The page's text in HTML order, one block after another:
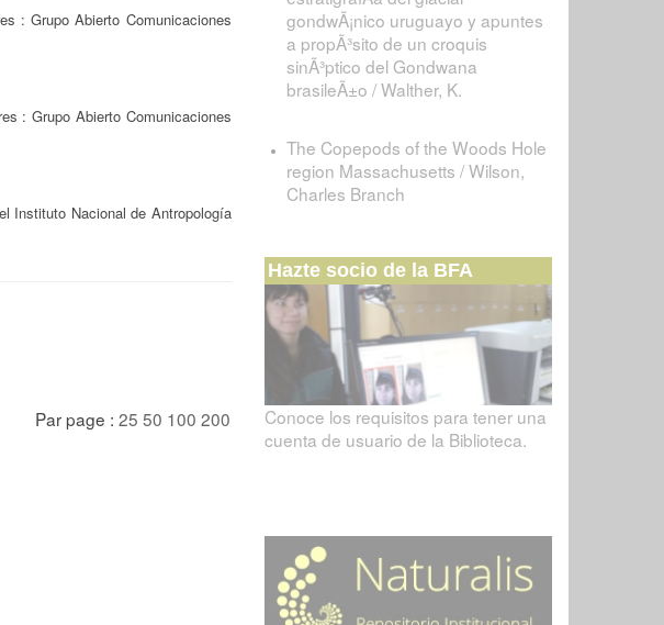
: Grupo Abierto Comunicaciones
: Grupo Abierto Comunicaciones
Instituto Nacional de Antropología
Par page : 25 50 100 200
gondwÃ¡nico uruguayo y apuntes
a propÃ³sito de un croquis
sinÃ³ptico del Gondwana
brasileÃ±o / Walther, K.
The Copepods of the Woods Hole
region Massachusetts / Wilson,
Charles Branch
Hazte socio de la BFA
Conoce los requisitos para tener una
cuenta de usuario de la Biblioteca.